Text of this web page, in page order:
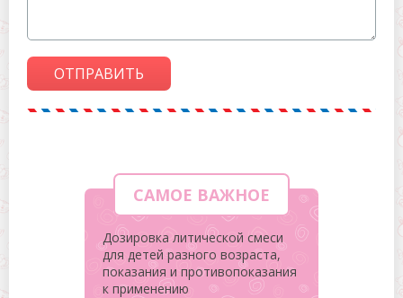
ОТПРАВИТЬ
САМОЕ ВАЖНОЕ
Дозировка литической смеси
для детей разного возраста,
показания и противопоказания
к применению